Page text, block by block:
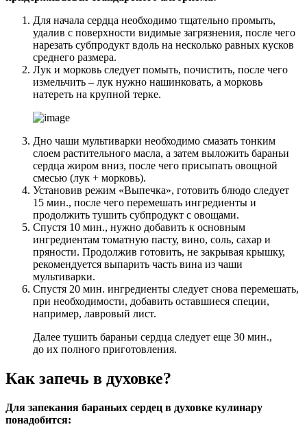
Для начала сердца необходимо тщательно промыть,
удалив с поверхности видимые загрязнения, после чего
нарезать субпродукт вдоль на несколько равных кусков
среднего размера.
Лук и морковь следует помыть, почистить, после чего
измельчить – лук нужно нашинковать, а морковь
натереть на крупной терке.
Дно чаши мультиварки необходимо смазать тонким
слоем растительного масла, а затем выложить бараньи
сердца жиром вниз, после чего присыпать овощной
смесью (лук + морковь).
Установив режим «Выпечка», готовить блюдо следует
15 мин., после чего перемешать ингредиенты и
продолжить тушить субпродукт с овощами.
Спустя 10 мин., нужно добавить к основным
ингредиентам томатную пасту, вино, соль, сахар и
пряности. Продолжив готовить, не закрывая крышку,
рекомендуется выпарить часть вина из чаши
мультиварки.
Спустя 20 мин. ингредиенты следует снова перемешать,
при необходимости, добавить оставшиеся специи,
например, лавровый лист.
Далее тушить бараньи сердца следует еще 30 мин.,
до их полного приготовления.
Как запечь в духовке?
Для запекания бараньих сердец в духовке кулинару
понадобится: